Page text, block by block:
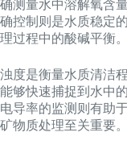
确测量水中溶解氧含
确控制则是水质稳定
理过程中的酸碱平衡。
浊度是衡量水质清洁
能够快速捕捉到水中
电导率的监测则有助
矿物质处理至关重要。